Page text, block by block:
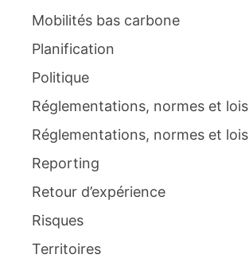
Mobilités bas carbone
Planification
Politique
Réglementations, normes et lois
Réglementations, normes et lois
Reporting
Retour d’expérience
Risques
Territoires